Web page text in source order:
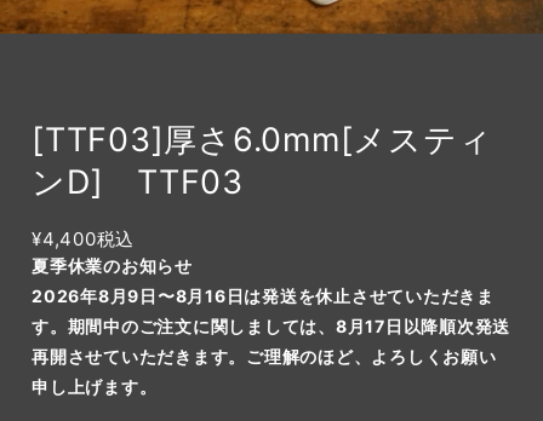
[TTF03]厚さ6.0mm[メスティ
ンD] TTF03
¥4,400税込
夏季休業のお知らせ
2026年8月9日〜8月16日は発送を休止させていただきま
す。期間中のご注文に関しましては、8月17日以降順次発送
再開させていただきます。ご理解のほど、よろしくお願い
申し上げます。